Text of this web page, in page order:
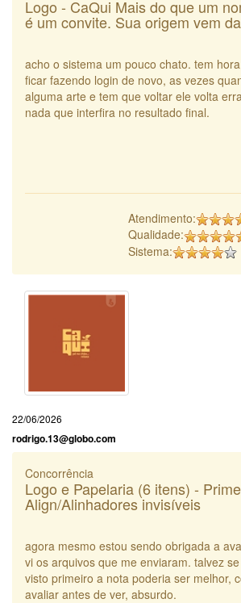
Logo - CaQui Mais do que um
é um convite. Sua origem vem
acho o sistema um pouco chato. tem
ficar fazendo login de novo, as vezes
alguma arte e tem que voltar ele volta
nada que interfira no resultado final.
Atendimento:
Qualidade:
Sistema:
22/06/2026
rodrigo.13@globo.com
Concorrência
Logo e Papelaria (6 itens) - Prime
Align/Alinhadores invisíveis
agora mesmo estou sendo obrigada a
vi os arquivos que me enviaram. talvez
visto primeiro a nota poderia ser melhor,
avaliar antes de ver, absurdo.